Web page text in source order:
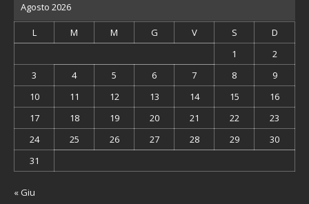
Agosto 2026
L M M G V S
D
1
2
3
4 5 6 7 8
9
10
11 12 13 14 15
16
17
18 19 20 21 22
23
24
25 26 27 28 29
30
31
« Giu